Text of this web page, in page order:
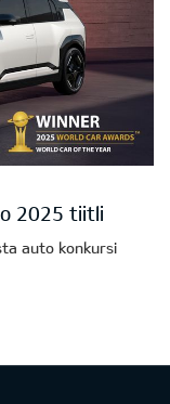
2025 tiitli
auto konkursi